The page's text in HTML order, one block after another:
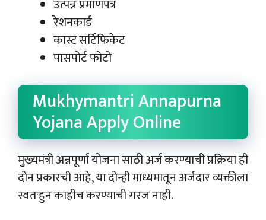
उत्पन्न प्रमाणपत्र
रेशनकार्ड
कास्ट सर्टिफिकेट
पासपोर्ट फोटो
Mukhymantri Annapurna
Yojana Apply Online
मुख्यमंत्री अन्नपूर्णा योजना साठी अर्ज करण्याची प्रक्रिया ही
दोन प्रकारची आहे, या दोन्ही माध्यमातून अर्जदार व्यक्तीला
स्वतःहुन काहीच करण्याची गरज नाही.